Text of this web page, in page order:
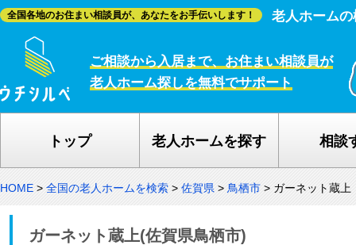
全国各地のお住まい相談員が、あなたをお手伝いします！ 老人ホーム
ご相談から入居まで、お住まい相談員が
老人ホーム探しを無料でサポート
トップ 老人ホームを探す 相談
HOME > 全国の老人ホームを検索 > 佐賀県 > 鳥栖市 > ガーネット蔵上
ガーネット蔵上(佐賀県鳥栖市)